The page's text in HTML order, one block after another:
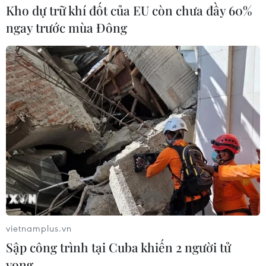
Chiến thắng Điện Biên Phủ - 56
ngày đêm chấn động địa cầu
06/05/2020 00:08
Chiều 7/5/1954, lá cờ “Quyết chiến-Quyết thắng” của
Chủ tịch Hồ Chí Minh trao cho Quân đội nhân dân Việt
Nam hiên ngang tung bay trên nóc hầm De Castries.
Kho dự trữ khí đốt của EU còn chưa đầy 60%
ngay trước mùa Đông
vietnamplus.vn
Sập công trình tại Cuba khiến 2 người tử